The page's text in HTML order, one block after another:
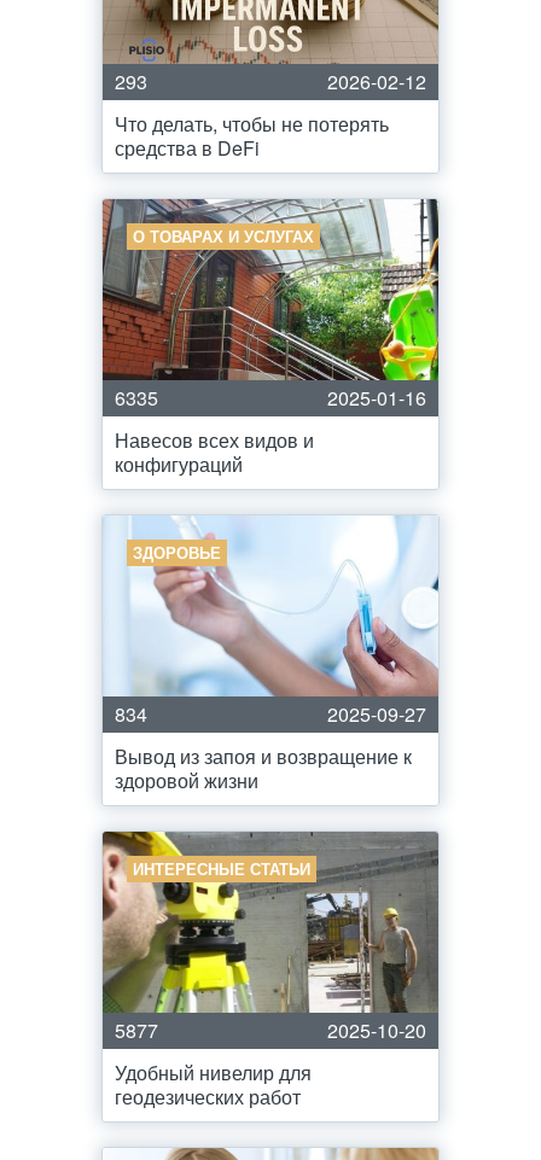
293
2026-02-12
Что делать, чтобы не потерять
средства в DeFi
О ТОВАРАХ И УСЛУГАХ
6335
2025-01-16
Навесов всех видов и
конфигураций
ЗДОРОВЬЕ
834
2025-09-27
Вывод из запоя и возвращение к
здоровой жизни
ИНТЕРЕСНЫЕ СТАТЬИ
5877
2025-10-20
Удобный нивелир для
геодезических работ